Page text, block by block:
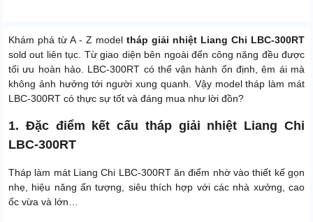
Khám phá từ A - Z model tháp giải nhiệt Liang Chi LBC-300RT
sold out liên tục. Từ giao diện bên ngoài đến công năng đều được
tối ưu hoàn hảo. LBC-300RT có thể vận hành ổn định, êm ái mà
không ảnh hưởng tới người xung quanh. Vậy model tháp làm mát
LBC-300RT có thực sự tốt và đáng mua như lời đồn?
1. Đặc điểm kết cấu tháp giải nhiệt Liang Chi
LBC-300RT
Tháp làm mát Liang Chi LBC-300RT ăn điểm nhờ vào thiết kế gọn
nhẹ, hiệu năng ấn tượng, siêu thích hợp với các nhà xưởng, cao
ốc vừa và lớn…